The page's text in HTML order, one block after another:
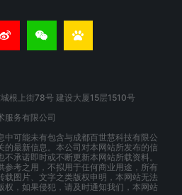
根上街78号 建设大厦15层1510号
服务有限公司
中可能未有包含与成都百世慧科技有限公
的最新信息。本公司对本网站所发布的信
承诺即时或不断更新本网站所载资料。
参考之用，不拟用于任何商业用途，所有
载图片、文字之类版权申明，本网站无法
权，如果侵犯，请及时通知我们，本网站